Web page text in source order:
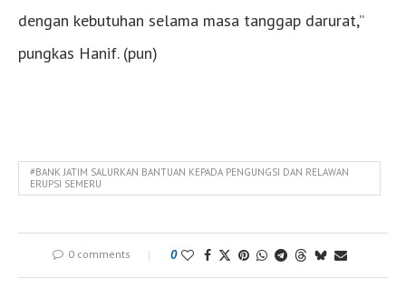
dengan kebutuhan selama masa tanggap darurat,”
pungkas Hanif. (pun)
#BANK JATIM SALURKAN BANTUAN KEPADA PENGUNGSI DAN RELAWAN
ERUPSI SEMERU
0 comments 0